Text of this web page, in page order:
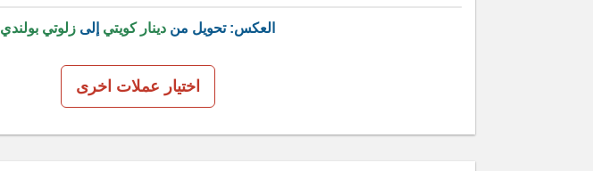
العكس: تحويل من دينار كويتي إلى زلوتي بولندي
اختيار عملات اخرى